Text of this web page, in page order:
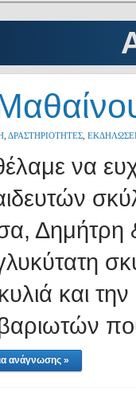
ΔΡΑΣΤΗΡΙΟΤΗΤΕΣ
να
Δημήτρη
και
ανάγνωσης »